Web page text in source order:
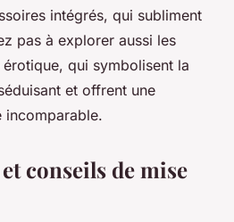
intégrés, qui subliment
pas à explorer aussi les
qui symbolisent la
et offrent une
incomparable.
conseils de mise